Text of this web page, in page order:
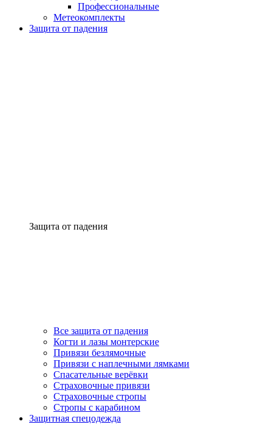
Профессиональные
Метеокомплекты
Защита от падения
Защита от падения
Все защита от падения
Когти и лазы монтерские
Привязи безлямочные
Привязи с наплечными лямками
Спасательные верёвки
Страховочные привязи
Страховочные стропы
Стропы с карабином
Защитная спецодежда